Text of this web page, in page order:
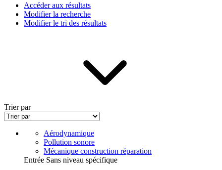
Accéder aux résultats
Modifier la recherche
Modifier le tri des résultats
Trier par
Aérodynamique
Pollution sonore
Mécanique construction réparation
Entrée Sans niveau spécifique